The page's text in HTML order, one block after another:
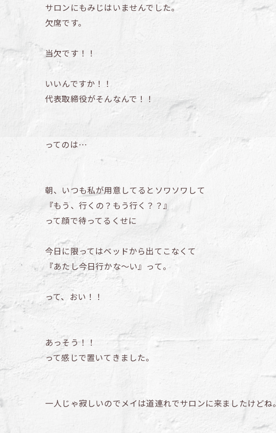
サロンにもみじはいませんでした。
欠席です。
当欠です！！
いいんですか！！
代表取締役がそんなんで！！
ってのは…
朝、いつも私が用意してるとソワソワして
『もう、行くの？もう行く？？』
って顔で待ってるくせに
今日に限ってはベッドから出てこなくて
『あたし今日行かな～い』って。
って、おい！！
あっそう！！
って感じで置いてきました。
一人じゃ寂しいのでメイは道連れでサロンに来ましたけどね。